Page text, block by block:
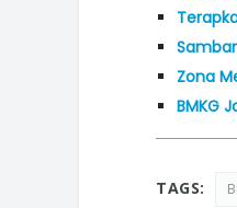
Zona
BMKG
TAGS: